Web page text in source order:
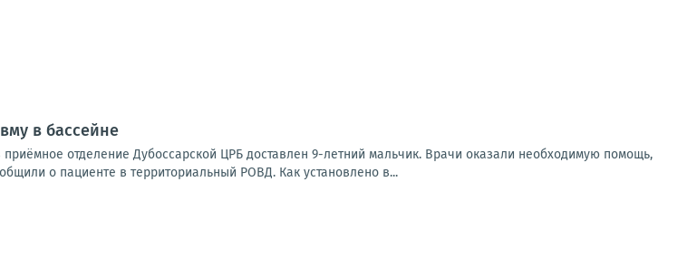
в бассейне
отделение Дубоссарской ЦРБ доставлен 9-летний мальчик. Врачи оказали необходимую помощь,
о пациенте в территориальный РОВД. Как установлено в...